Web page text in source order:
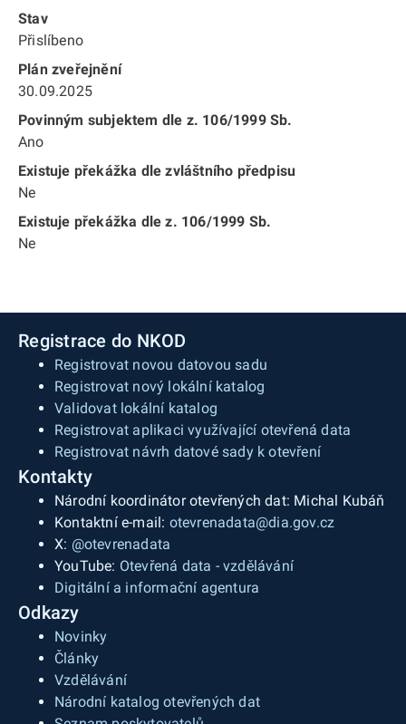
Stav
Přislíbeno
Plán zveřejnění
30.09.2025
Povinným subjektem dle z. 106/1999 Sb.
Ano
Existuje překážka dle zvláštního předpisu
Ne
Existuje překážka dle z. 106/1999 Sb.
Ne
Registrace do NKOD
Registrovat novou datovou sadu
Registrovat nový lokální katalog
Validovat lokální katalog
Registrovat aplikaci využívající otevřená data
Registrovat návrh datové sady k otevření
Kontakty
Národní koordinátor otevřených dat: Michal Kubáň
Kontaktní e-mail: otevrenadata@dia.gov.cz
X: @otevrenadata
YouTube: Otevřená data - vzdělávání
Digitální a informační agentura
Odkazy
Novinky
Články
Vzdělávání
Národní katalog otevřených dat